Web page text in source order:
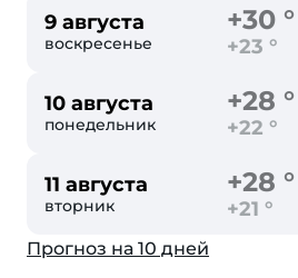
9 августа
воскресенье
+30 °
+23 °
10 августа
понедельник
+28 °
+22 °
11 августа
вторник
+28 °
+21 °
Прогноз на 10 дней